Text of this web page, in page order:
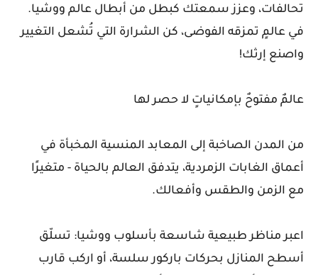
تحالفات، وعزز سمعتك كبطل من أبطال عالم ووشيا.
في عالمٍ تمزقه الفوضى، كن الشرارة التي تُشعل التغيير
واصنع إرثك!
عالمٌ مفتوحٌ بإمكانياتٍ لا حصر لها
من المدن الصاخبة إلى المعابد المنسية المخبأة في
أعماق الغابات الزمردية، يتدفق العالم بالحياة - متغيرًا
مع الزمن والطقس وأفعالك.
اعبر مناظر طبيعية شاسعة بأسلوب ووشيا: تسلّق
أسطح المنازل بحركات باركور سلسة، أو اركب قارب